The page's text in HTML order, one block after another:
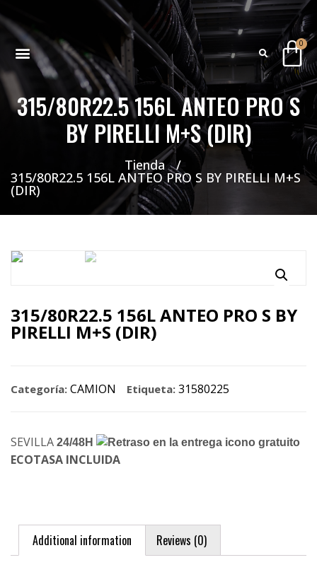
0
315/80R22.5 156L ANTEO PRO S
BY PIRELLI M+S (DIR)
Tienda /
315/80R22.5 156L ANTEO PRO S BY PIRELLI M+S
(DIR)
315/80R22.5 156L ANTEO PRO S BY
PIRELLI M+S (DIR)
Categoría: CAMION Etiqueta: 31580225
SEVILLA 24/48H
ECOTASA INCLUIDA
Additional information Reviews (0)